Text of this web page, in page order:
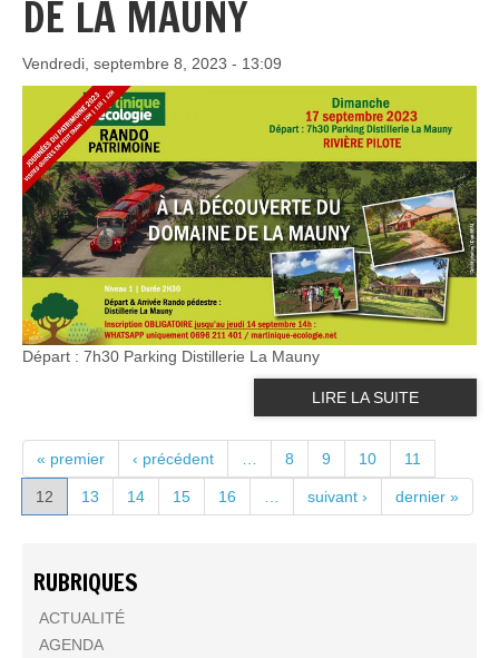
DE LA MAUNY
Vendredi, septembre 8, 2023 - 13:09
Départ : 7h30 Parking Distillerie La Mauny
LIRE LA SUITE
PAGES
« premier ‹ précédent 8 9 10 11
12 13 14 15 16 suivant › dernier »
RUBRIQUES
ACTUALITÉ
AGENDA